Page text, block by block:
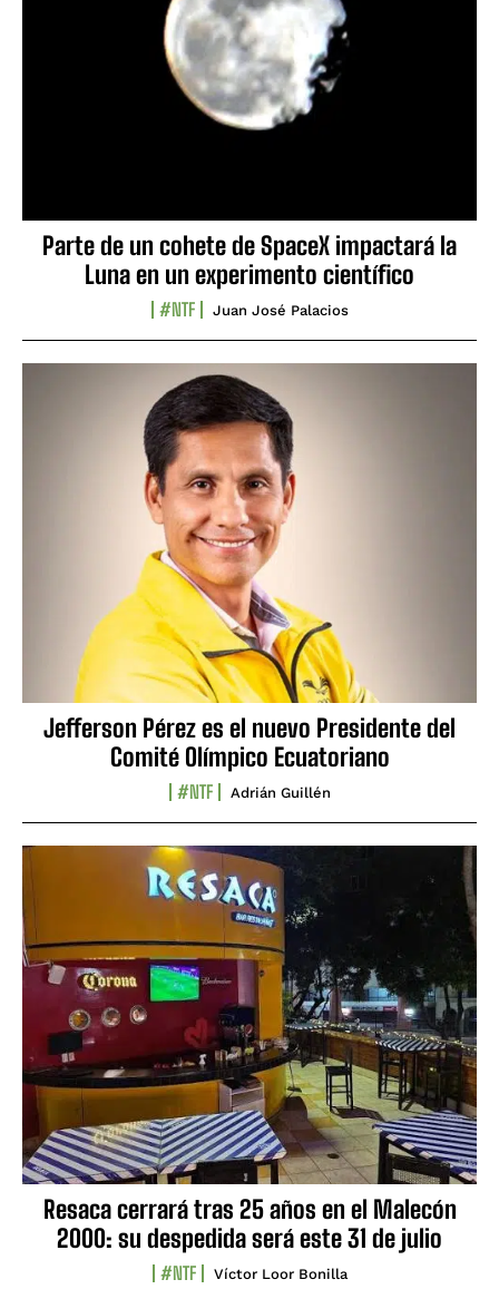
Parte de un cohete de SpaceX impactará la
Luna en un experimento científico
#NTF Juan José Palacios
Jefferson Pérez es el nuevo Presidente del
Comité Olímpico Ecuatoriano
#NTF Adrián Guillén
Resaca cerrará tras 25 años en el Malecón
2000: su despedida será este 31 de julio
#NTF Víctor Loor Bonilla